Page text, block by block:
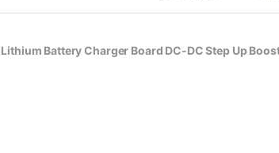
Lithium Battery Charger Board DC-DC Step Up